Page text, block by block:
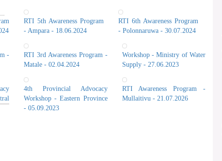
RTI 5th Awareness Program
- Ampara - 18.06.2024
RTI 6th Awareness Program
- Polonnaruwa - 30.07.2024
-
RTI 3rd Awareness Program -
Matale - 02.04.2024
Workshop - Ministry of Water
Supply - 27.06.2023
4th Provincial Advocacy
Workshop - Eastern Province
- 05.09.2023
RTI Awareness Program -
Mullaitivu - 21.07.2026